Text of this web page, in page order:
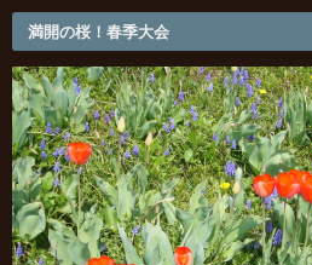
満開の桜！春季大会